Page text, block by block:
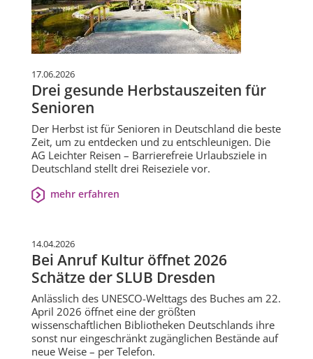
17.06.2026
Drei gesunde Herbstauszeiten für
Senioren
Der Herbst ist für Senioren in Deutschland die beste
Zeit, um zu entdecken und zu entschleunigen. Die
AG Leichter Reisen – Barrierefreie Urlaubsziele in
Deutschland stellt drei Reiseziele vor.
mehr erfahren
14.04.2026
Bei Anruf Kultur öffnet 2026
Schätze der SLUB Dresden
Anlässlich des UNESCO-Welttags des Buches am 22.
April 2026 öffnet eine der größten
wissenschaftlichen Bibliotheken Deutschlands ihre
sonst nur eingeschränkt zugänglichen Bestände auf
neue Weise – per Telefon.